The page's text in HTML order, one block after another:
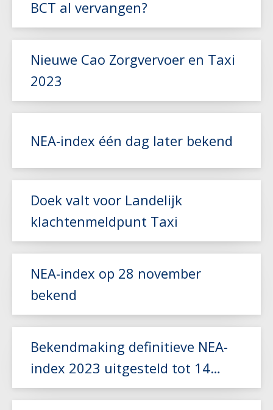
BCT al vervangen?
Nieuwe Cao Zorgvervoer en Taxi
2023
Lees meer
NEA-index één dag later bekend
Doek valt voor Landelijk
klachtenmeldpunt Taxi
NEA-index op 28 november
bekend
Bekendmaking definitieve NEA-
index 2023 uitgesteld tot 14
november